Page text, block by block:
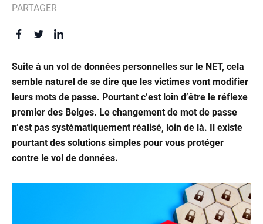
&
Suite à un vol de données personnelles sur le NET, cela
semble naturel de se dire que les victimes vont modifier
leurs mots de passe. Pourtant c’est loin d’être le réflexe
premier des Belges. Le changement de mot de passe
n’est pas systématiquement réalisé, loin de là. Il existe
pourtant des solutions simples pour vous protéger
contre le vol de données.
PARTAGER